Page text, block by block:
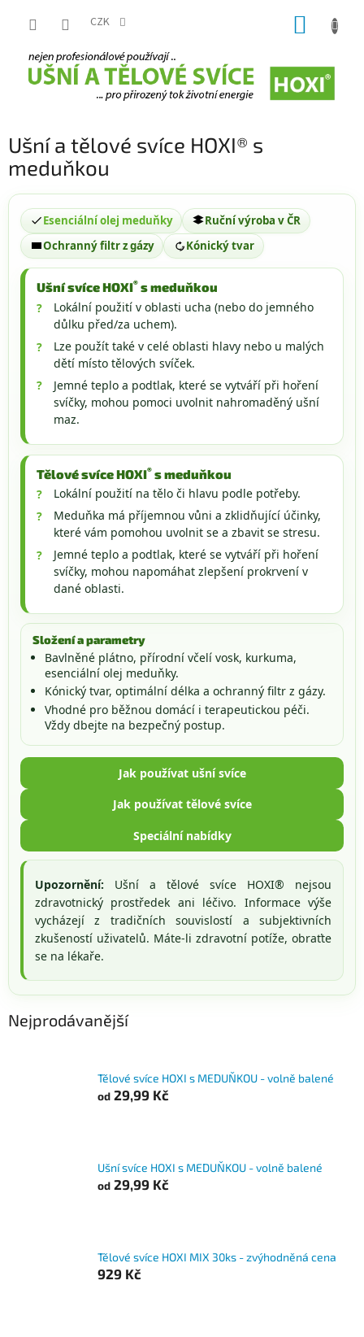
CZK
Ušní a tělové svíce HOXI® s
meduňkou
Esenciální olej meduňky
Ruční výroba v ČR
Ochranný filtr z gázy
Kónický tvar
Ušní svíce HOXI® s meduňkou
Lokální použití v oblasti ucha (nebo do jemného
důlku před/za uchem).
Lze použít také v celé oblasti hlavy nebo u malých
dětí místo tělových svíček.
Jemné teplo a podtlak, které se vytváří při hoření
svíčky, mohou pomoci uvolnit nahromaděný ušní
maz.
Tělové svíce HOXI® s meduňkou
Lokální použití na tělo či hlavu podle potřeby.
Meduňka má příjemnou vůni a zklidňující účinky,
které vám pomohou uvolnit se a zbavit se stresu.
Jemné teplo a podtlak, které se vytváří při hoření
svíčky, mohou napomáhat zlepšení prokrvení v
dané oblasti.
Složení a parametry
Bavlněné plátno, přírodní včelí vosk, kurkuma,
esenciální olej meduňky.
Kónický tvar, optimální délka a ochranný filtr z gázy.
Vhodné pro běžnou domácí i terapeutickou péči.
Vždy dbejte na bezpečný postup.
Jak používat ušní svíce
Jak používat tělové svíce
Speciální nabídky
Upozornění: Ušní a tělové svíce HOXI® nejsou
zdravotnický prostředek ani léčivo. Informace výše
vycházejí z tradičních souvislostí a subjektivních
zkušeností uživatelů. Máte-li zdravotní potíže, obraťte
se na lékaře.
Nejprodávanější
Tělové svíce HOXI s MEDUŇKOU - volně balené
od 29,99 Kč
Ušní svíce HOXI s MEDUŇKOU - volně balené
od 29,99 Kč
Tělové svíce HOXI MIX 30ks - zvýhodněná cena
929 Kč